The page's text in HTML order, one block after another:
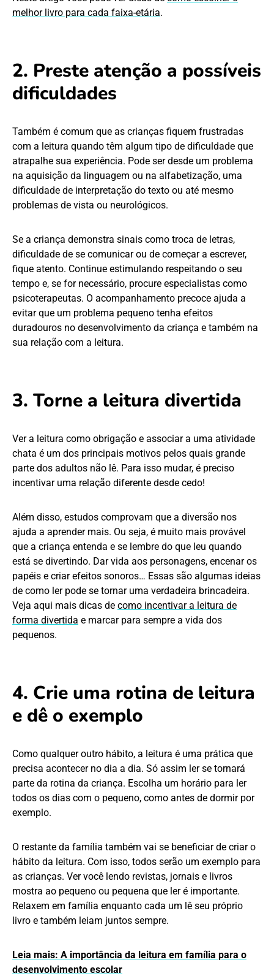
melhor livro para cada faixa-etária.
2. Preste atenção a possíveis
dificuldades
Também é comum que as crianças fiquem frustradas
com a leitura quando têm algum tipo de dificuldade que
atrapalhe sua experiência. Pode ser desde um problema
na aquisição da linguagem ou na alfabetização, uma
dificuldade de interpretação do texto ou até mesmo
problemas de vista ou neurológicos.
Se a criança demonstra sinais como troca de letras,
dificuldade de se comunicar ou de começar a escrever,
fique atento. Continue estimulando respeitando o seu
tempo e, se for necessário, procure especialistas como
psicoterapeutas. O acompanhamento precoce ajuda a
evitar que um problema pequeno tenha efeitos
duradouros no desenvolvimento da criança e também na
sua relação com a leitura.
3. Torne a leitura divertida
Ver a leitura como obrigação e associar a uma atividade
chata é um dos principais motivos pelos quais grande
parte dos adultos não lê. Para isso mudar, é preciso
incentivar uma relação diferente desde cedo!
Além disso, estudos comprovam que a diversão nos
ajuda a aprender mais. Ou seja, é muito mais provável
que a criança entenda e se lembre do que leu quando
está se divertindo. Dar vida aos personagens, encenar os
papéis e criar efeitos sonoros… Essas são algumas ideias
de como ler pode se tornar uma verdadeira brincadeira.
Veja aqui mais dicas de como incentivar a leitura de
forma divertida e marcar para sempre a vida dos
pequenos.
4. Crie uma rotina de leitura
e dê o exemplo
Como qualquer outro hábito, a leitura é uma prática que
precisa acontecer no dia a dia. Só assim ler se tornará
parte da rotina da criança. Escolha um horário para ler
todos os dias com o pequeno, como antes de dormir por
exemplo.
O restante da família também vai se beneficiar de criar o
hábito da leitura. Com isso, todos serão um exemplo para
as crianças. Ver você lendo revistas, jornais e livros
mostra ao pequeno ou pequena que ler é importante.
Relaxem em família enquanto cada um lê seu próprio
livro e também leiam juntos sempre.
Leia mais: A importância da leitura em família para o
desenvolvimento escolar